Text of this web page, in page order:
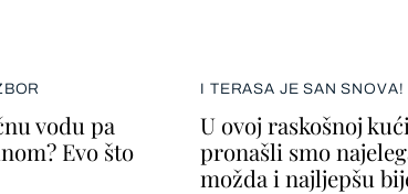
vodu pa
Evo što
I TERASA JE SAN SNOVA!
U ovoj raskošnoj
pronašli smo
možda i najljepšu